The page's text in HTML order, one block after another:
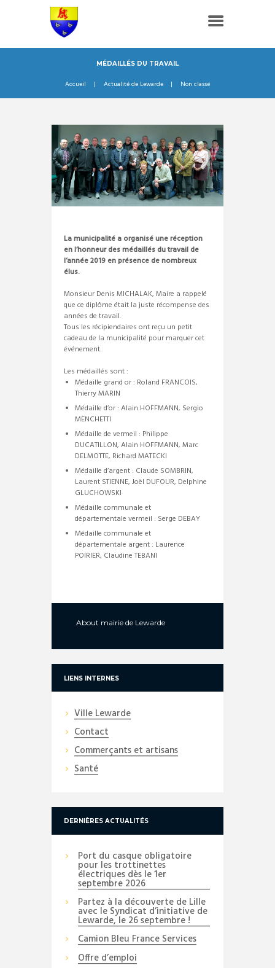
MÉDAILLÉS DU TRAVAIL
Accueil Actualité de Lewarde Non classé
La municipalité a organisé une réception
en l’honneur des médaillés du travail de
l’année 2019 en présence de nombreux
élus.
Monsieur Denis MICHALAK, Maire a rappelé
que ce diplôme était la juste récompense des
années de travail.
Tous les récipiendaires ont reçu un petit
cadeau de la municipalité pour marquer cet
événement.
Les médaillés sont :
Médaille grand or : Roland FRANCOIS,
Thierry MARIN
Médaille d’or : Alain HOFFMANN, Sergio
MENCHETTI
Médaille de vermeil : Philippe
DUCATILLON, Alain HOFFMANN, Marc
DELMOTTE, Richard MATECKI
Médaille d’argent : Claude SOMBRIN,
Laurent STIENNE, Joël DUFOUR, Delphine
GLUCHOWSKI
Médaille communale et
départementale vermeil : Serge DEBAY
Médaille communale et
départementale argent : Laurence
POIRIER, Claudine TEBANI
About mairie de Lewarde
LIENS INTERNES
Ville Lewarde
Contact
Commerçants et artisans
Santé
DERNIÈRES ACTUALITÉS
Port du casque obligatoire
pour les trottinettes
électriques dès le 1er
septembre 2026
Partez à la découverte de Lille
avec le Syndicat d’initiative de
Lewarde, le 26 septembre !
Camion Bleu France Services
Offre d’emploi